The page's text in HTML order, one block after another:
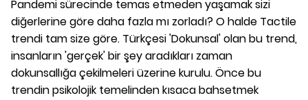
Pandemi sürecinde temas etmeden yaşamak sizi
diğerlerine göre daha fazla mı zorladı? O halde Tactile
trendi tam size göre. Türkçesi 'Dokunsal' olan bu trend,
insanların 'gerçek' bir şey aradıkları zaman
dokunsallığa çekilmeleri üzerine kurulu. Önce bu
trendin psikolojik temelinden kısaca bahsetmek